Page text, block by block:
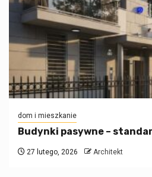
dom i mieszkanie
Budynki pasywne –
27 lutego, 2026 Architekt